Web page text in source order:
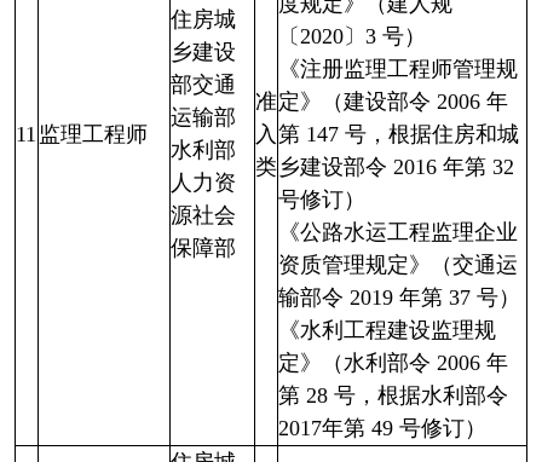
11 监理工程师
住房城
乡建设
部交通
运输部
水利部
人力资
源社会
保障部
准
入
类
〔2020〕3 号）
《注册监理工程师管理规
定》（建设部令 2006 年
第 147 号，根据住房和城
乡建设部令 2016 年第 32
号修订）
《公路水运工程监理企业
资质管理规定》（交通运
输部令 2019 年第 37 号）
《水利工程建设监理规
定》（水利部令 2006 年
第 28 号，根据水利部令
2017年第 49 号修订）